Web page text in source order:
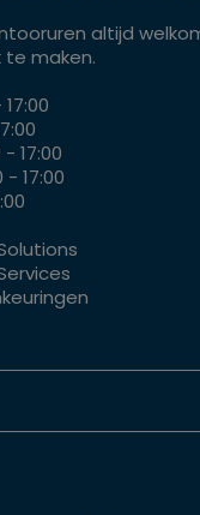
altijd
maken.
17:00
17:00